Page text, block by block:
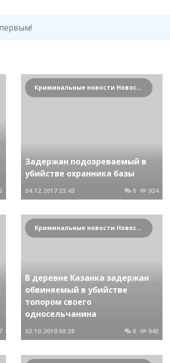
Криминальные новости Новосибирска и Сибирского региона
Задержан подозреваемый в
убийстве охранника базы
04.12.201723:43 0 924
Криминальные новости Новосибирска и Сибирского региона
В деревне Казанка задержан
обвиняемый в убийстве
топором своего
односельчанина
02.10.201900:38 0 940